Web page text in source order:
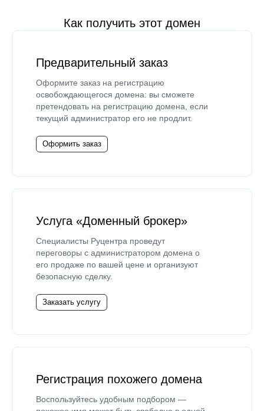
Как получить этот домен
Предварительный заказ
Оформите заказ на регистрацию
освобождающегося домена: вы сможете
претендовать на регистрацию домена, если
текущий администратор его не продлит.
Оформить заказ
Услуга «Доменный брокер»
Специалисты Руцентра проведут
переговоры с администратором домена о
его продаже по вашей цене и организуют
безопасную сделку.
Заказать услугу
Регистрация похожего домена
Воспользуйтесь удобным подбором —